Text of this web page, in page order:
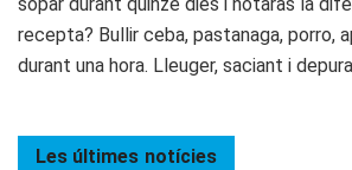
recepta? Bullir ceba, pastanaga, porro,
durant una hora. Lleuger, saciant i
Les últimes notícies